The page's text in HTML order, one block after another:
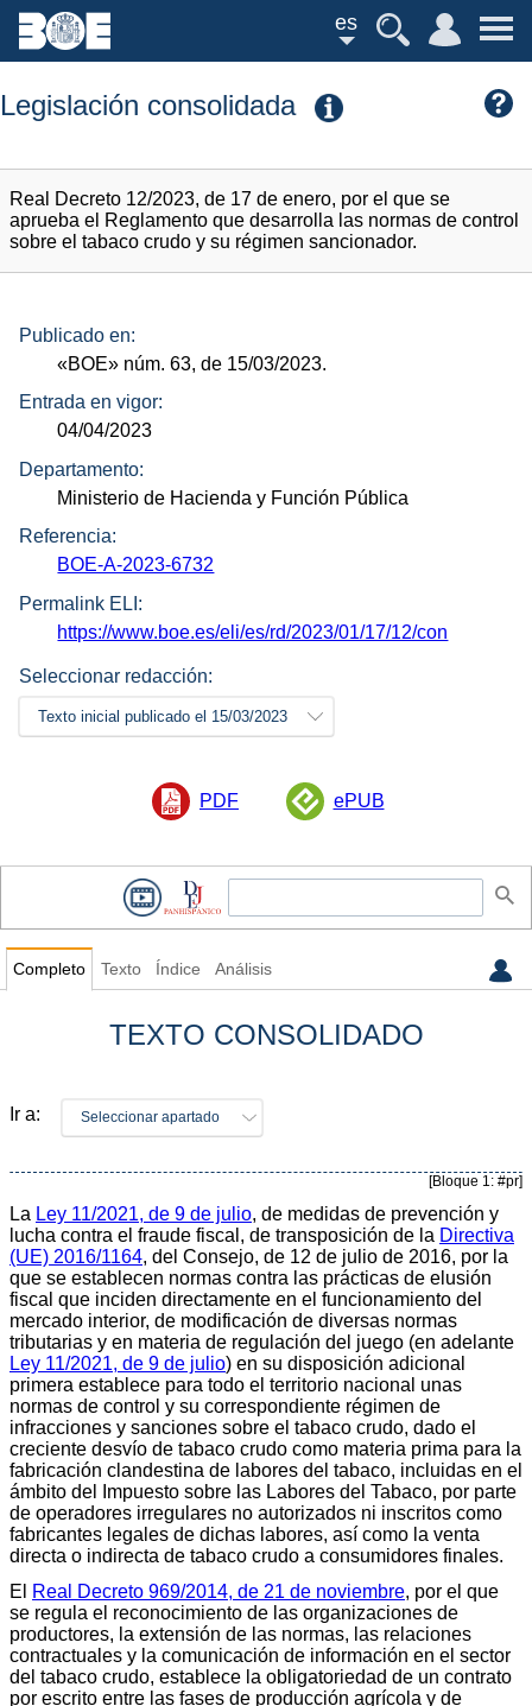
es
Legislación consolidada
Real Decreto 12/2023, de 17 de enero, por el que se
aprueba el Reglamento que desarrolla las normas de control
sobre el tabaco crudo y su régimen sancionador.
Publicado en:
«BOE» núm. 63, de 15/03/2023.
Entrada en vigor:
04/04/2023
Departamento:
Ministerio de Hacienda y Función Pública
Referencia:
BOE-A-2023-6732
Permalink ELI:
https://www.boe.es/eli/es/rd/2023/01/17/12/con
Seleccionar redacción:
Texto inicial publicado el 15/03/2023
PDF ePUB
Completo Texto Índice Análisis
TEXTO CONSOLIDADO
Ir a: Seleccionar apartado
[Bloque 1: #pr]
La Ley 11/2021, de 9 de julio, de medidas de prevención y
lucha contra el fraude fiscal, de transposición de la Directiva
(UE) 2016/1164, del Consejo, de 12 de julio de 2016, por la
que se establecen normas contra las prácticas de elusión
fiscal que inciden directamente en el funcionamiento del
mercado interior, de modificación de diversas normas
tributarias y en materia de regulación del juego (en adelante
Ley 11/2021, de 9 de julio) en su disposición adicional
primera establece para todo el territorio nacional unas
normas de control y su correspondiente régimen de
infracciones y sanciones sobre el tabaco crudo, dado el
creciente desvío de tabaco crudo como materia prima para la
fabricación clandestina de labores del tabaco, incluidas en el
ámbito del Impuesto sobre las Labores del Tabaco, por parte
de operadores irregulares no autorizados ni inscritos como
fabricantes legales de dichas labores, así como la venta
directa o indirecta de tabaco crudo a consumidores finales.
El
Real Decreto 969/2014, de 21 de noviembre, por el que
se regula el reconocimiento de las organizaciones de
productores, la extensión de las normas, las relaciones
contractuales y la comunicación de información en el sector
del tabaco crudo, establece la obligatoriedad de un contrato
por escrito entre las fases de producción agrícola y de